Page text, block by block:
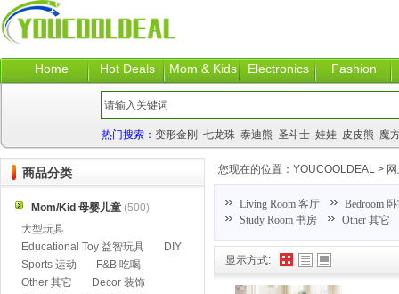
Home Hot Deals Mom & Kids Electronics Fashion
热门搜索： 变形金刚 七龙珠 泰迪熊 圣斗士 娃娃 皮皮熊 魔
显示方式:
您现在的位置： YOUCOOLDEAL >
Living Room 客厅
Bedroom
Study Room 书房
Other 其它
商品分类
Mom/Kid 母婴儿童 (500)
大型玩具
Educational Toy 益智玩具
DIY
Sports 运动
F&B 吃喝
Other 其它
Decor 装饰